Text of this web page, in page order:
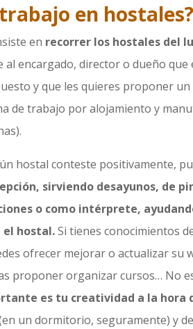
en hostales?
en recorrer los hostales del
al encargado, director o dueño que
y que les quieres proponer
de trabajo por alojamiento y
hostal conteste positivamente,
sirviendo desayunos, de
o como intérprete,
el hostal.Si tienes conocimientos
ofrecer mejorar o actualizar su
proponer organizar cursos… No
es tu creatividad a la hora
un dormitorio, seguramente) y